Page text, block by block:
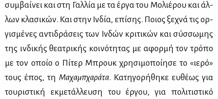
συμ­βαί­νει και στη Γαλ­λία με τα έρ­γα του Μο­λιέ­ρου και άλ­
λων κλα­σι­κών. Και στην Ιν­δία, επί­σης. Ποιος ξε­χνά τις ορ­
γι­σμέ­νες αντι­δρά­σεις των Ιν­δών κρι­τι­κών και σύσ­σω­μης
της ιν­δι­κής θε­α­τρι­κής κοι­νό­τη­τας με αφορ­μή τον τρό­πο
με τον οποίο ο Πί­τερ Μπρουκ χρη­σι­μο­ποί­η­σε το «ιε­ρό»
τους έπος, τη Μα­χα­μπ­χα­ρά­τα. Κα­τη­γο­ρή­θη­κε ευ­θέ­ως για
του­ρι­στι­κή εκ­με­τάλ­λευ­ση του έρ­γου, για πο­λι­τι­στι­κό